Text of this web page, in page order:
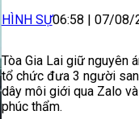
HÌNH SỰ06:58 | 07/08/
Tòa Gia Lai giữ nguyên
tổ chức đưa 3 người
dây môi giới qua Zalo
phúc thẩm.